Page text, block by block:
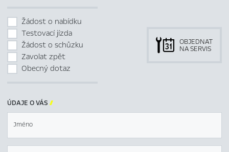
Žádost o nabídku
Testovací jízda
Žádost o schůzku
Zavolat zpět
Obecný dotaz
OBJEDNAT
NA SERVIS
ÚDAJE O VÁS 
Jméno